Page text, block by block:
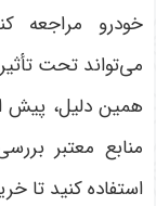
خودرو مراجعه
می‌تواند تحت
همین دلیل، پیش
منابع معتبر
استفاده کنید تا